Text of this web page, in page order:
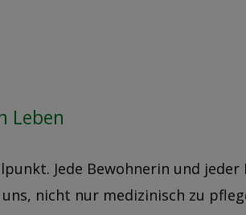
Leben
Jede Bewohnerin und jeder
nicht nur medizinisch zu